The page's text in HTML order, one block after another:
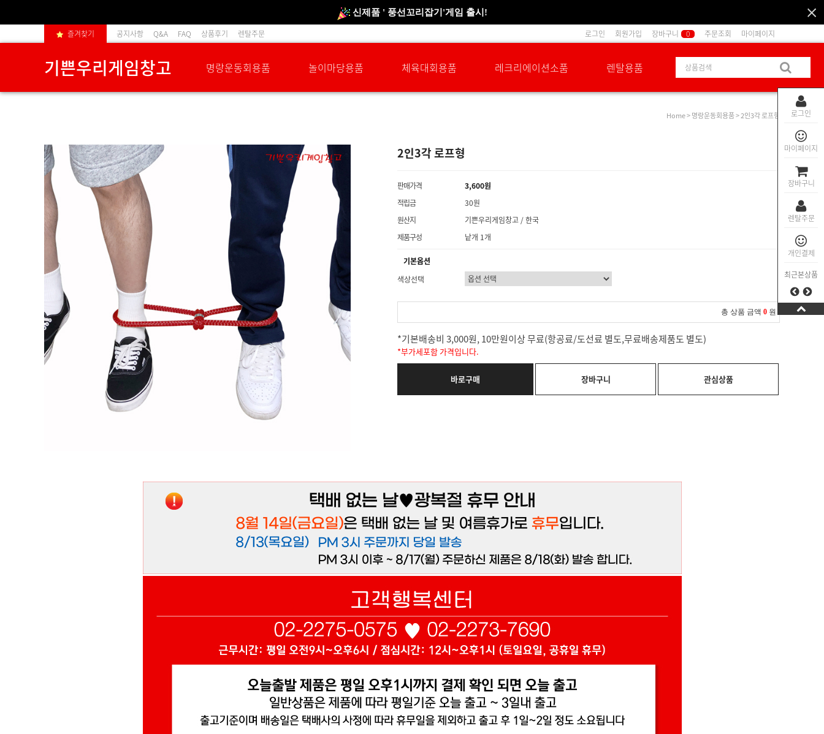
신규회원 HAPPY EVENT 적립금 5,000원 증정
로그인
마이페이지
장바구니
렌탈주문
개인결제
최근본상품
즐겨찾기 공지사항 Q&A FAQ 상품후기 렌탈주문 로그인 회원가입 장바구니 0 주문조회 마이페이지
기쁜우리게임창고 명랑운동회용품 놀이마당용품 체육대회용품 레크리에이션소품 렌탈용품
Home>명랑운동회용품> 2인3각 로프형
2인3각 로프형
판매가격
3,600원
적립금
30원
원산지
기쁜우리게임창고 / 한국
제품구성
낱개 1개
기본옵션
색상선택
총 상품 금액 0 원
*기본배송비 3,000원, 10만원이상 무료(항공료/도선료 별도,무료배송제품도 별도)
*부가세포함 가격입니다.
바로구매 장바구니 관심상품